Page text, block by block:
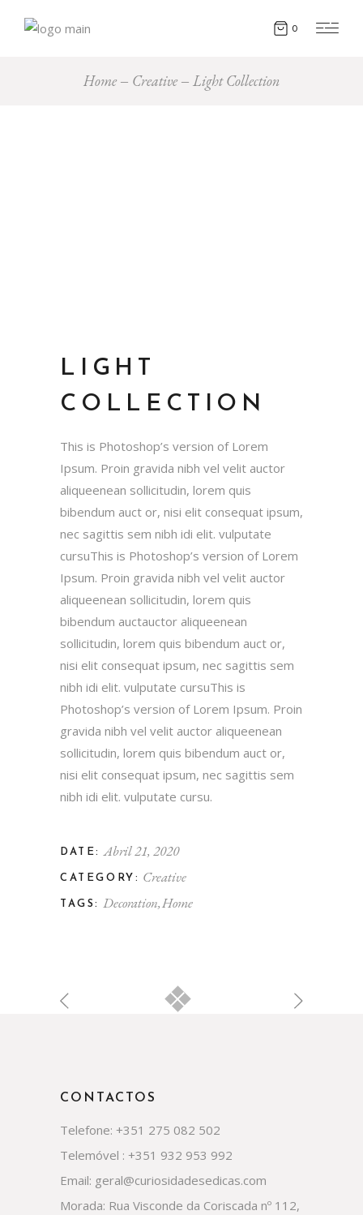
0
Home Creative Light Collection
LIGHT
COLLECTION
This is Photoshop’s version of Lorem
Ipsum. Proin gravida nibh vel velit auctor
aliqueenean sollicitudin, lorem quis
bibendum auct or, nisi elit consequat ipsum,
nec sagittis sem nibh idi elit. vulputate
cursuThis is Photoshop’s version of Lorem
Ipsum. Proin gravida nibh vel velit auctor
aliqueenean sollicitudin, lorem quis
bibendum auctauctor aliqueenean
sollicitudin, lorem quis bibendum auct or,
nisi elit consequat ipsum, nec sagittis sem
nibh idi elit. vulputate cursuThis is
Photoshop’s version of Lorem Ipsum. Proin
gravida nibh vel velit auctor aliqueenean
sollicitudin, lorem quis bibendum auct or,
nisi elit consequat ipsum, nec sagittis sem
nibh idi elit. vulputate cursu.
DATE: Abril 21, 2020
CATEGORY: Creative
TAGS: DecorationHome
CONTACTOS
Telefone: +351 275 082 502
Telemóvel : +351 932 953 992
Email: geral@curiosidadesedicas.com
Morada: Rua Visconde da Coriscada nº 112,